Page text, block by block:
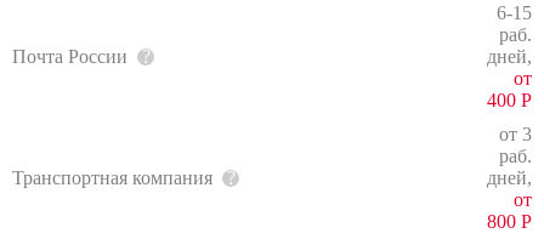
Почта России
6-15
раб.
дней,
от
400 Р
Транспортная компания
от 3
раб.
дней,
от
800 Р